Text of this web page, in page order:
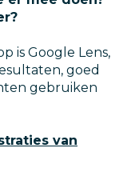
is Google Lens,
goed
gebruiken
van